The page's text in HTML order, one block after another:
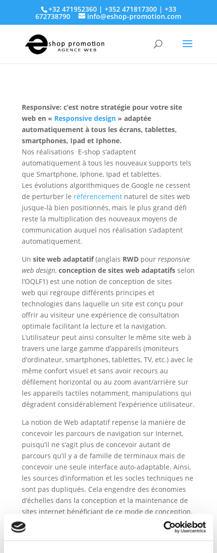
+32 471952360 | +352 471817300 | +33
672738790 info@eshop-promotion.com
Responsive: c’est notre stratégie pour votre site
web en « Responsive design» adaptée
automatiquement à tous les écrans, tablettes,
smartphones, Ipad et Iphone.
Nos réalisations E-shop s’adaptent
automatiquement à tous les nouveaux supports tels
que Smartphone, Iphone, Ipad et tablettes.
Les évolutions algorithmiques de Google ne cessent
de perturber le référencementnaturel de sites web
jusque-là bien positionnés, mais le plus grand défi
reste la multiplication des nouveaux moyens de
communication auquel nos réalisation s’adaptent
automatiquement.
Un site web adaptatif(anglais RWDpour responsive
web design, conception de sites web adaptatifsselon
l’OQLF1) est une notion de conception de sites
web qui regroupe différents principes et
technologies dans laquelle un site est conçu pour
offrir au visiteur une expérience de consultation
optimale facilitant la lecture et la navigation.
L’utilisateur peut ainsi consulter le même site web à
travers une large gamme d’appareils (moniteurs
d’ordinateur, smartphones, tablettes, TV, etc.) avec le
même confort visuel et sans avoir recours au
défilement horizontal ou au zoom avant/arrière sur
les appareils tactiles notamment, manipulations qui
dégradent considérablement l’expérience utilisateur.
La notion de Web adaptatif repense la manière de
concevoir les parcours de navigation sur Internet,
puisqu’il ne s’agit plus de concevoir autant de
parcours qu’il y a de famille de terminaux mais de
concevoir une seule interface auto-adaptable. Ainsi,
les sources d’information et les socles techniques ne
sont pas dupliqués. Cela engendre des économies
d’échelles dans la conception et la maintenance de
sites internet bénéficiant de ce mode de conception.